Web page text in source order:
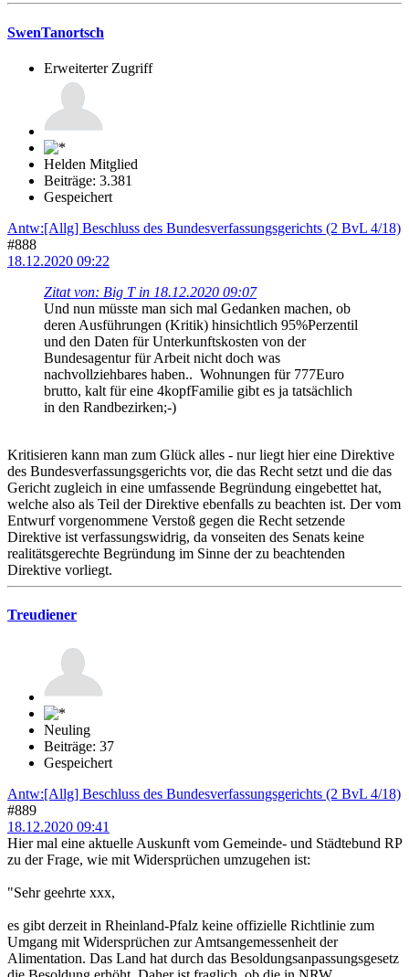
SwenTanortsch
Erweiterter Zugriff
Helden Mitglied
Beiträge: 3.381
Gespeichert
Antw:[Allg] Beschluss des Bundesverfassungsgerichts (2 BvL 4/18)
#888
18.12.2020 09:22
Zitat von: Big T in 18.12.2020 09:07
Und nun müsste man sich mal Gedanken machen, ob
deren Ausführungen (Kritik) hinsichtlich 95%Perzentil
und den Daten für Unterkunftskosten von der
Bundesagentur für Arbeit nicht doch was
nachvollziehbares haben.. Wohnungen für 777Euro
brutto, kalt für eine 4kopfFamilie gibt es ja tatsächlich
in den Randbezirken;-)
Kritisieren kann man zum Glück alles - nur liegt hier eine Direktive
des Bundesverfassungsgerichts vor, die das Recht setzt und die das
Gericht zugleich in eine umfassende Begründung eingebettet hat,
welche also als Teil der Direktive ebenfalls zu beachten ist. Der vom
Entwurf vorgenommene Verstoß gegen die Recht setzende
Direktive ist verfassungswidrig, da vonseiten des Senats keine
realitätsgerechte Begründung im Sinne der zu beachtenden
Direktive vorliegt.
Treudiener
Neuling
Beiträge: 37
Gespeichert
Antw:[Allg] Beschluss des Bundesverfassungsgerichts (2 BvL 4/18)
#889
18.12.2020 09:41
Hier mal eine aktuelle Auskunft vom Gemeinde- und Städtebund RP
zu der Frage, wie mit Widersprüchen umzugehen ist:
"Sehr geehrte xxx,
es gibt derzeit in Rheinland-Pfalz keine offizielle Richtlinie zum
Umgang mit Widersprüchen zur Amtsangemessenheit der
Alimentation. Das Land hat durch das Besoldungsanpassungsgesetz